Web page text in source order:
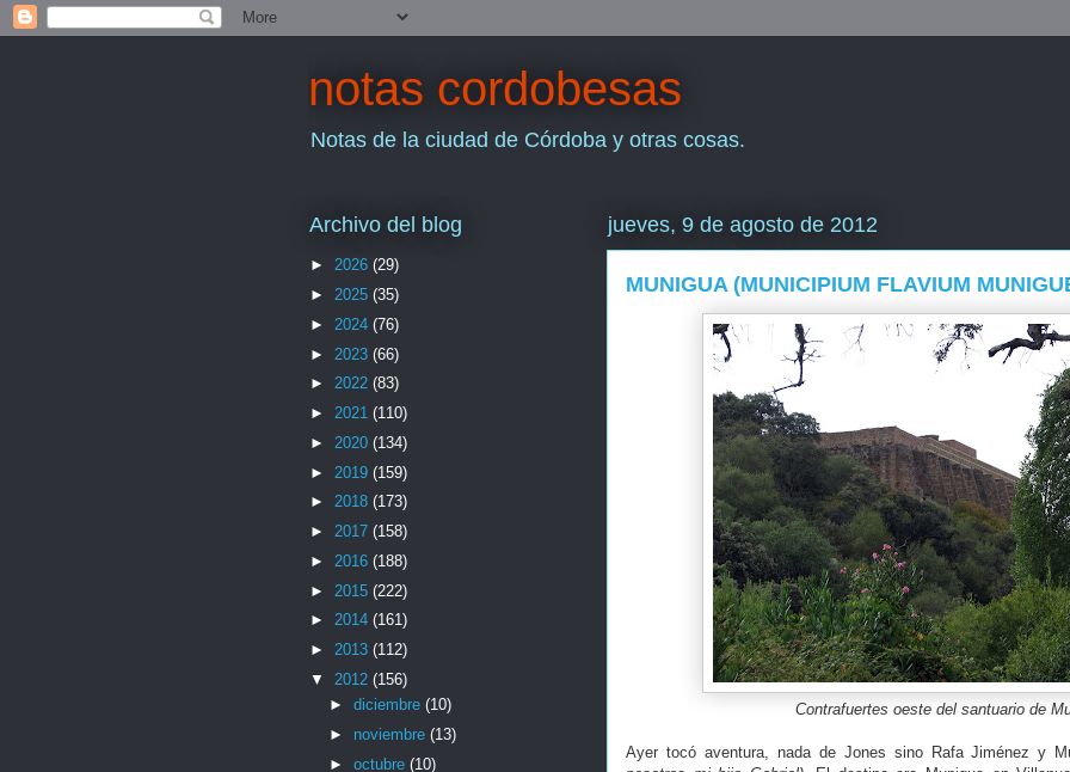
notas cordobesas
Notas de la ciudad de Córdoba y otras cosas.
jueves, 9 de agosto de 2012
MUNIGUA (MUNICIPIUM FLAVIUM
Contrafuertes oeste del santuario de
Ayer tocó aventura, nada de Jones sino Rafa Jiménez y
Archivo del blog
► 2026 (29)
► 2025 (35)
► 2024 (76)
► 2023 (66)
► 2022 (83)
► 2021 (110)
► 2020 (134)
► 2019 (159)
► 2018 (173)
► 2017 (158)
► 2016 (188)
► 2015 (222)
► 2014 (161)
► 2013 (112)
▼ 2012 (156)
► diciembre (10)
► noviembre (13)
► octubre (10)